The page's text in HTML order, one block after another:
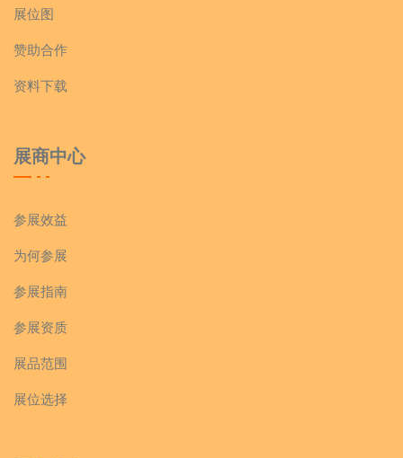
展位图
赞助合作
资料下载
展商中心
参展效益
为何参展
参展指南
参展资质
展品范围
展位选择